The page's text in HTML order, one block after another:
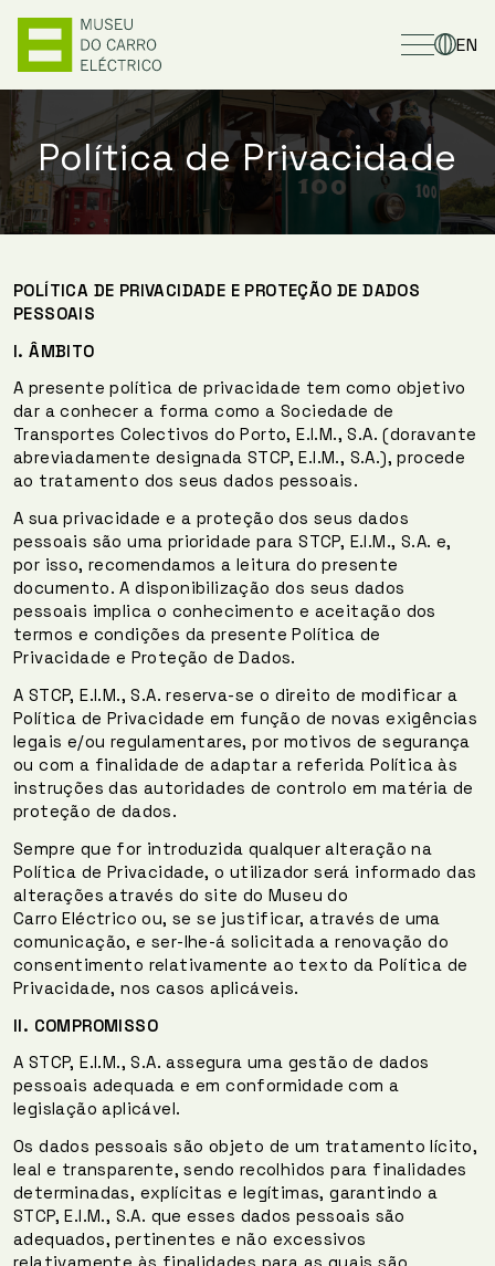
EN
Política de Privacidade
POLÍTICA DE PRIVACIDADE E PROTEÇÃO DE DADOS
PESSOAIS
I.ÂMBITO
A presente política de privacidade tem como objetivo
dar a conhecer a forma como a Sociedade de
Transportes Colectivos do Porto, E.I.M., S.A. (doravante
abreviadamente designada STCP, E.I.M., S.A.), procede
ao tratamento dos seus dados pessoais.
A sua privacidade e a proteção dos seus dados
pessoais são uma prioridade para STCP, E.I.M., S.A. e,
por isso, recomendamos a leitura do presente
documento. A disponibilização dos seus dados
pessoais implica o conhecimento e aceitação dos
termos e condições da presente Política de
Privacidade e Proteção de Dados.
A STCP, E.I.M., S.A. reserva-se o direito de modificar a
Política de Privacidade em função de novas exigências
legais e/ou regulamentares, por motivos de segurança
ou com a finalidade de adaptar a referida Política às
instruções das autoridades de controlo em matéria de
proteção de dados.
Sempre que for introduzida qualquer alteração na
Política de Privacidade, o utilizador será informado das
alterações através do site do Museu do
Carro Eléctrico ou, se se justificar, através de uma
comunicação, e ser-lhe-á solicitada a renovação do
consentimento relativamente ao texto da Política de
Privacidade, nos casos aplicáveis.
II. COMPROMISSO
A STCP, E.I.M., S.A. assegura uma gestão de dados
pessoais adequada e em conformidade com a
legislação aplicável.
Os dados pessoais são objeto de um tratamento lícito,
leal e transparente, sendo recolhidos para finalidades
determinadas, explícitas e legítimas, garantindo a
STCP, E.I.M., S.A. que esses dados pessoais são
adequados, pertinentes e não excessivos